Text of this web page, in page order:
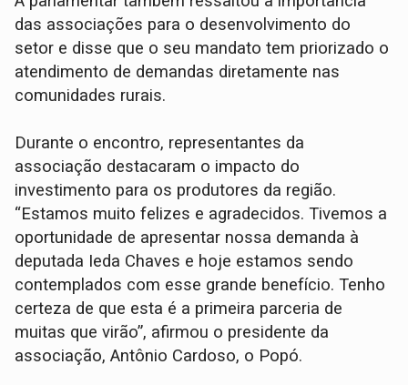
das associações para o desenvolvimento do
setor e disse que o seu mandato tem priorizado o
atendimento de demandas diretamente nas
comunidades rurais.
Durante o encontro, representantes da
associação destacaram o impacto do
investimento para os produtores da região.
“Estamos muito felizes e agradecidos. Tivemos a
oportunidade de apresentar nossa demanda à
deputada Ieda Chaves e hoje estamos sendo
contemplados com esse grande benefício. Tenho
certeza de que esta é a primeira parceria de
muitas que virão”, afirmou o presidente da
associação, Antônio Cardoso, o Popó.